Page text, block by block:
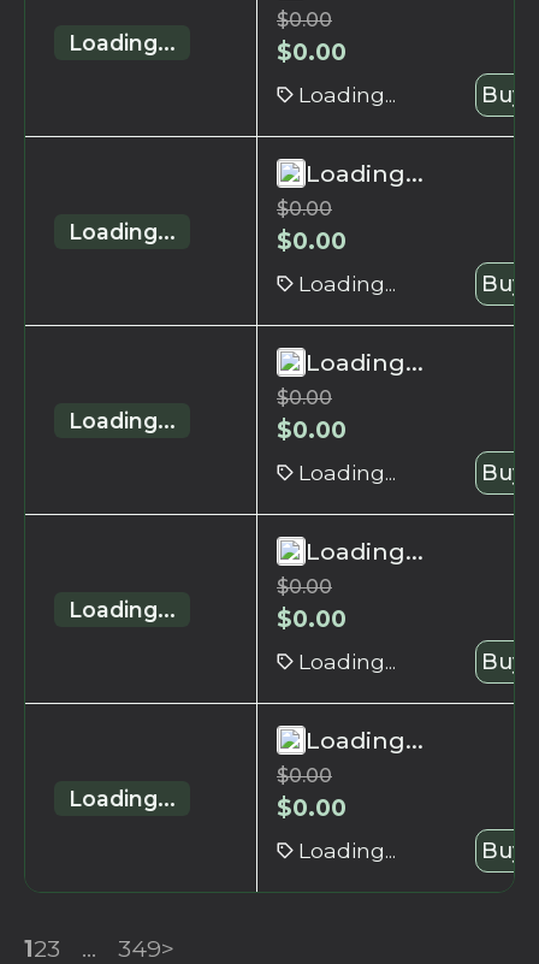
Loading...
$0.00
$0.00
Loading... Buy
Loading...
Loading...
$0.00
$0.00
Loading... Buy
Loading...
Loading...
$0.00
$0.00
Loading... Buy
Loading...
Loading...
$0.00
$0.00
Loading... Buy
Loading...
Loading...
$0.00
$0.00
Loading... Buy
123 ... 349>